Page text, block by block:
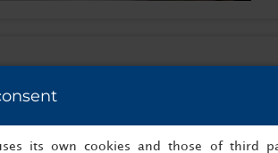
its own cookies and those of third